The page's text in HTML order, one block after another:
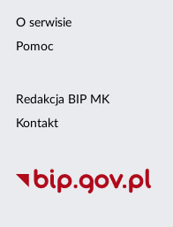
O serwisie
Pomoc
Redakcja BIP MK
Kontakt